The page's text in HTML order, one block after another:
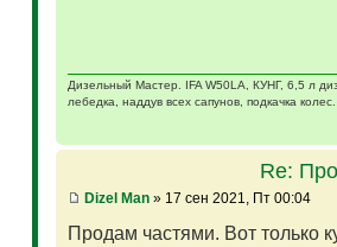
Дизельный Мастер. IFA W50LA, КУНГ, 6,5 л
лебедка, наддув всех сапунов, подкачка колес.
Re:
Dizel Man» 17 сен 2021, Пт 00:04
Продам частями. Вот только